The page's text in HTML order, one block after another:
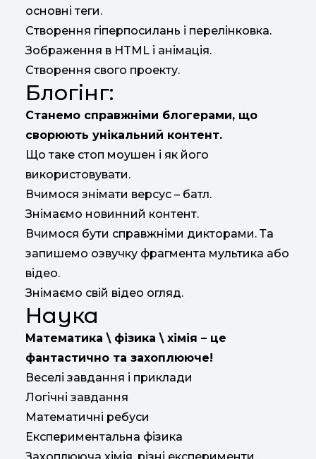
основні теги.
Створення гіперпосилань і перелінковка.
Зображення в HTML і анімація.
Створення свого проекту.
Блогінг:
Станемо справжніми блогерами, що
сворюють унікальний контент.
Що таке стоп моушен і як його
використовувати.
Вчимося знімати версус – батл.
Знімаємо новинний контент.
Вчимося бути справжніми дикторами. Та
запишемо озвучку фрагмента мультика або
відео.
Знімаємо свій відео огляд.
Наука
Математика \ фізика \ хімія – це
фантастично та захоплююче!
Веселі завдання і приклади
Логічні завдання
Математичні ребуси
Експериментальна фізика